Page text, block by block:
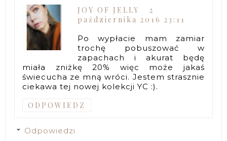
JOY OF JELLY
2
października 2016 23:11
Po wypłacie mam zamiar
trochę pobuszować w
zapachach i akurat będę
miała zniżkę 20% więc może jakaś
świecucha ze mną wróci. Jestem strasznie
ciekawa tej nowej kolekcji YC :).
ODPOWIEDZ
Odpowiedzi